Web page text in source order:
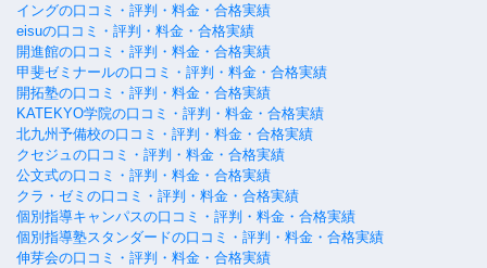
イングの口コミ・評判・料金・合格実績
eisuの口コミ・評判・料金・合格実績
開進館の口コミ・評判・料金・合格実績
甲斐ゼミナールの口コミ・評判・料金・合格実績
開拓塾の口コミ・評判・料金・合格実績
KATEKYO学院の口コミ・評判・料金・合格実績
北九州予備校の口コミ・評判・料金・合格実績
クセジュの口コミ・評判・料金・合格実績
公文式の口コミ・評判・料金・合格実績
クラ・ゼミの口コミ・評判・料金・合格実績
個別指導キャンパスの口コミ・評判・料金・合格実績
個別指導塾スタンダードの口コミ・評判・料金・合格実績
伸芽会の口コミ・評判・料金・合格実績